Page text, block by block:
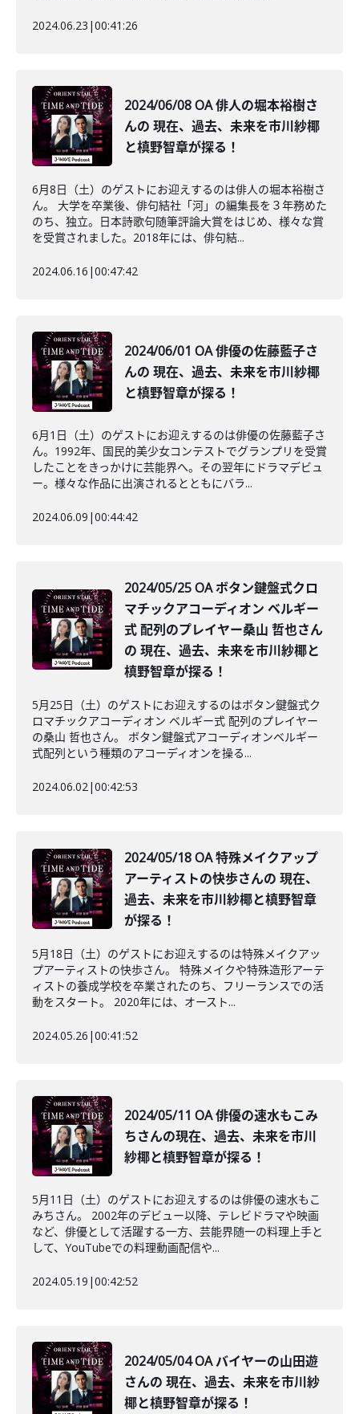
2024.06.23 |00:41:26
2024/06/08 OA 俳人の堀本裕樹さ
んの 現在、過去、未来を市川紗椰
と槙野智章が探る！
6月8日（土）のゲストにお迎えするのは俳人の堀本裕樹さ
ん。 大学を卒業後、俳句結社「河」の編集長を３年務めた
のち、独立。日本詩歌句随筆評論大賞をはじめ、様々な賞
を受賞されました。2018年には、俳句結...
2024.06.16 |00:47:42
2024/06/01 OA 俳優の佐藤藍子さ
んの 現在、過去、未来を市川紗椰
と槙野智章が探る！
6月1日（土）のゲストにお迎えするのは俳優の佐藤藍子さ
ん。1992年、国民的美少女コンテストでグランプリを受賞
したことをきっかけに芸能界へ。その翌年にドラマデビュ
ー。様々な作品に出演されるとともにバラ...
2024.06.09 |00:44:42
2024/05/25 OA ボタン鍵盤式クロ
マチックアコーディオン ベルギー
式 配列のプレイヤー桑山 哲也さん
の 現在、過去、未来を市川紗椰と
槙野智章が探る！
5月25日（土）のゲストにお迎えするのはボタン鍵盤式ク
ロマチックアコーディオン ベルギー式 配列のプレイヤー
の桑山 哲也さん。 ボタン鍵盤式アコーディオンベルギー
式配列という種類のアコーディオンを操る...
2024.06.02|00:42:53
2024/05/18 OA 特殊メイクアップ
アーティストの快歩さんの 現在、
過去、未来を市川紗椰と槙野智章
が探る！
5月18日（土）のゲストにお迎えするのは特殊メイクアッ
プアーティストの快歩さん。 特殊メイクや特殊造形アーテ
ィストの養成学校を卒業されたのち、フリーランスでの活
動をスタート。 2020年には、オースト...
2024.05.26 |00:41:52
2024/05/11 OA 俳優の速水もこみ
ちさんの現在、過去、未来を市川
紗椰と槙野智章が探る！
5月11日（土）のゲストにお迎えするのは俳優の速水もこ
みちさん。 2002年のデビュー以降、テレビドラマや映画
など、俳優として活躍する一方、芸能界随一の料理上手と
して、YouTubeでの料理動画配信や...
2024.05.19 |00:42:52
2024/05/04 OA バイヤーの山田遊
さんの 現在、過去、未来を市川紗
椰と槙野智章が探る！